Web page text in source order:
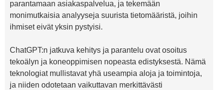
parantamaan asiakaspalvelua, ja tekemään
monimutkaisia analyyseja suurista tietomääristä, joihin
ihmiset eivät yksin pystyisi.
ChatGPT:n jatkuva kehitys ja parantelu ovat osoitus
tekoälyn ja koneoppimisen nopeasta edistyksestä. Nämä
teknologiat mullistavat yhä useampia aloja ja toimintoja,
ja niiden odotetaan vaikuttavan merkittävästi